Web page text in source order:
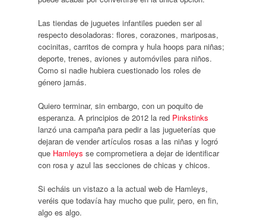
Las tiendas de juguetes infantiles pueden ser al
respecto desoladoras: flores, corazones, mariposas,
cocinitas, carritos de compra y hula hoops para niñas;
deporte, trenes, aviones y automóviles para niños.
Como si nadie hubiera cuestionado los roles de
género jamás.
Quiero terminar, sin embargo, con un poquito de
esperanza. A principios de 2012 la red Pinkstinks
lanzó una campaña para pedir a las jugueterías que
dejaran de vender artículos rosas a las niñas y logró
que Hamleys se comprometiera a dejar de identificar
con rosa y azul las secciones de chicas y chicos.
Si echáis un vistazo a la actual web de Hamleys,
veréis que todavía hay mucho que pulir, pero, en fin,
algo es algo.